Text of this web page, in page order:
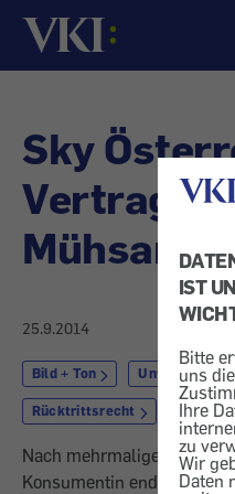
IST
Bitte
uns die
Ihre
zu
Wir
Daten
Startseite
Sky
Mühsam
25.9.2014
Bild + Ton
Rücktrittsrecht
Nach mehrmaliger
Konsumentin endlich vom